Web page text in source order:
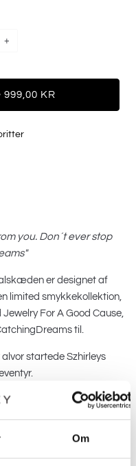
Om
+
999,00 KR
you. Don´t ever stop
er designet af
limited smykkekollektion,
For A Good Cause,
til.
startede Szhirleys
kan
med Dropps By Szhirley